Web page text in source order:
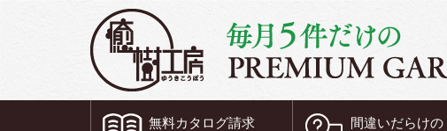
無料カタログ請求
間違いだらけの